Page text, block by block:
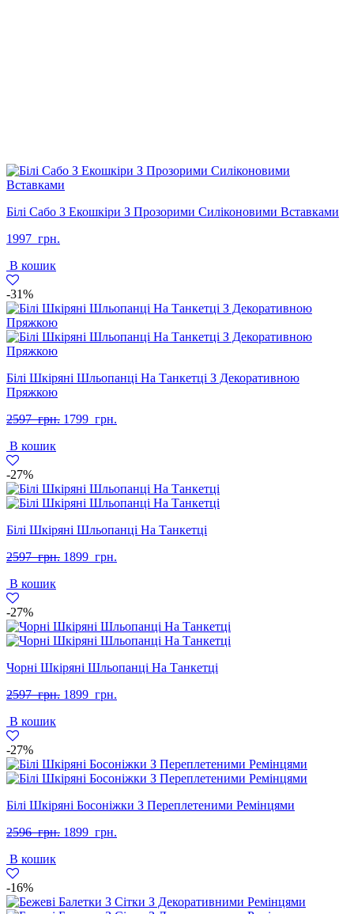
Білі Сабо З Екошкіри З Прозорими Силіконовими Вставками
1997 грн.
В кошик
-31%
Білі Шкіряні Шльопанці На Танкетці З Декоративною
Пряжкою
2597 грн. Оригінальна
1799 грн.
В кошик
-27%
Білі Шкіряні Шльопанці На Танкетці
2597 грн. Оригінальна
1899 грн.
В кошик
-27%
Чорні Шкіряні Шльопанці На Танкетці
2597 грн. Оригінальна
1899 грн.
В кошик
-27%
Білі Шкіряні Босоніжки З Переплетеними Ремінцями
2596 грн. Оригінальна
1899 грн.
В кошик
-16%